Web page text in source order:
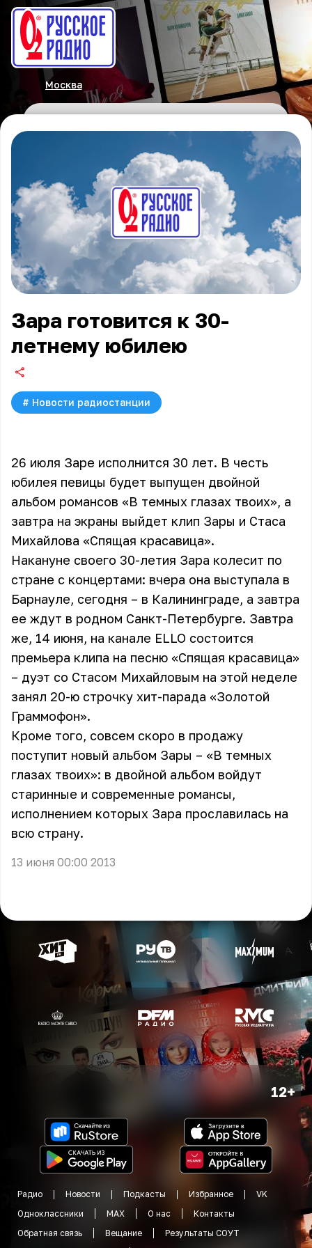
Москва
Зара готовится к 30-
летнему юбилею
# Новости радиостанции
26 июля Заре исполнится 30 лет. В честь
юбилея певицы будет выпущен двойной
альбом романсов «В темных глазах твоих», а
завтра на экраны выйдет клип Зары и Стаса
Михайлова «Спящая красавица».
Накануне своего 30-летия Зара колесит по
стране с концертами: вчера она выступала в
Барнауле, сегодня – в Калининграде, а завтра
ее ждут в родном Санкт-Петербурге. Завтра
же, 14 июня, на канале ELLO состоится
премьера клипа на песню «Спящая красавица»
– дуэт со Стасом Михайловым на этой неделе
занял 20-ю строчку хит-парада «Золотой
Граммофон».
Кроме того, совсем скоро в продажу
поступит новый альбом Зары – «В темных
глазах твоих»: в двойной альбом войдут
старинные и современные романсы,
исполнением которых Зара прославилась на
всю страну.
13 июня 00:00 2013
12+
Радио Новости Подкасты Избранное
VK
Одноклассники
MAX О нас
Контакты
Обратная связь
Вещание
Результаты СОУТ